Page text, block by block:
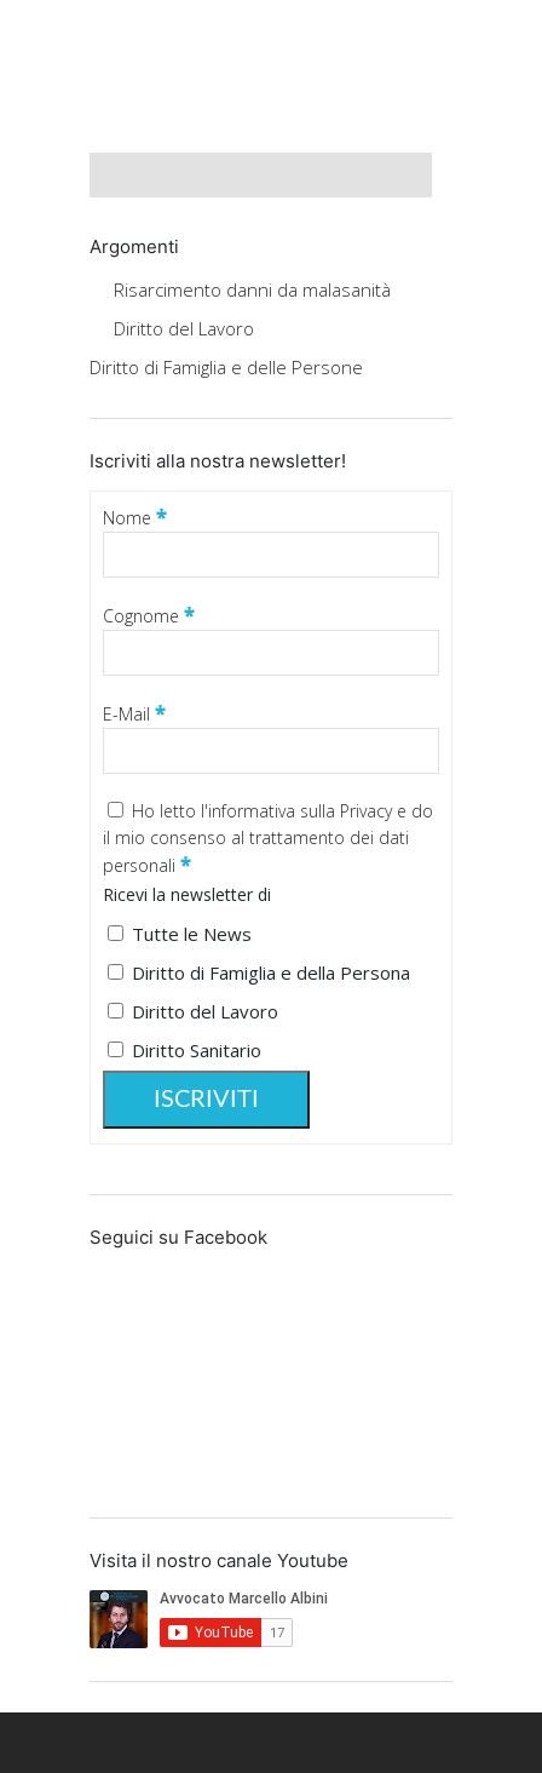
Argomenti
Risarcimento danni da malasanità
Diritto del Lavoro
Diritto di Famiglia e delle Persone
Iscriviti alla nostra newsletter!
Nome *
Cognome *
E-Mail *
Ho letto l'informativa sulla Privacy e do
il mio consenso al trattamento dei dati
personali *
Ricevi la newsletter di
Tutte le News
Diritto di Famiglia e della Persona
Diritto del Lavoro
Diritto Sanitario
Seguici su Facebook
Visita il nostro canale Youtube